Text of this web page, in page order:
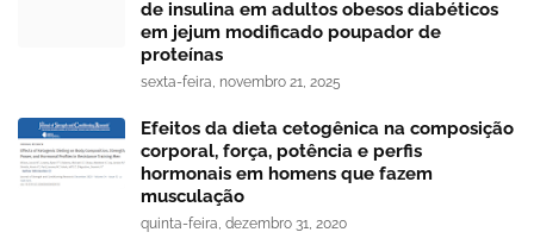
de insulina em adultos obesos diabéticos
em jejum modificado poupador de
proteínas
sexta-feira, novembro 21, 2025
Efeitos da dieta cetogênica na composição
corporal, força, potência e perfis
hormonais em homens que fazem
musculação
quinta-feira, dezembro 31, 2020